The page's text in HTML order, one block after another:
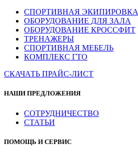
СПОРТИВНАЯ ЭКИПИРОВКА
ОБОРУДОВАНИЕ ДЛЯ ЗАЛА
ОБОРУДОВАНИЕ КРОССФИТ
ТРЕНАЖЕРЫ
СПОРТИВНАЯ МЕБЕЛЬ
КОМПЛЕКС ГТО
СКАЧАТЬ ПРАЙС-ЛИСТ
НАШИ ПРЕДЛОЖЕНИЯ
СОТРУДНИЧЕСТВО
СТАТЬИ
ПОМОЩЬ И СЕРВИС